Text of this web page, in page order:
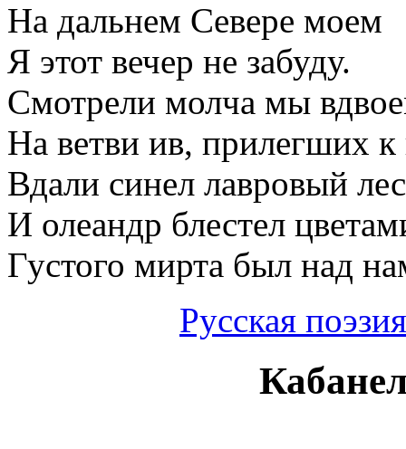
На дальнем Севере моем
Я этот вечер не забуду.
Смотрели молча мы
На ветви ив, прилегших к
Вдали синел лавровый лес
И олеандр блестел
Густого мирта был над
Русская поэзия